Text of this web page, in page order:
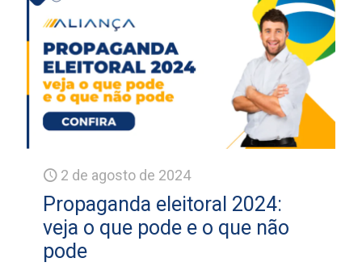
2 de agosto de 2024
Propaganda eleitoral 2024:
veja o que pode e o que não
pode